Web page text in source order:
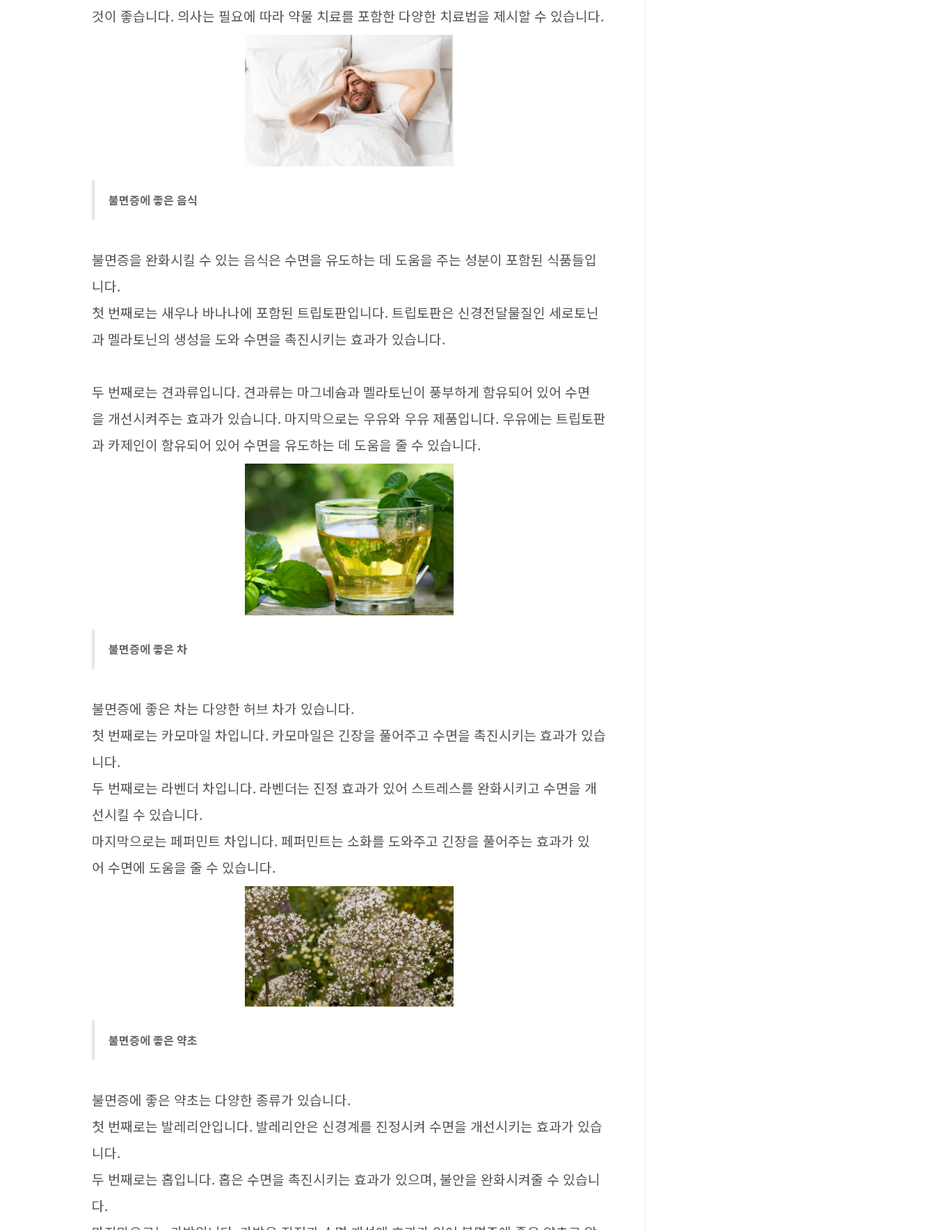
것이 좋습니다. 의사는 필요에 따라 약물 치료를 포함한 다양한 치료법을 제시할 수 있습니다.
불면증에 좋은 음식
불면증을 완화시킬 수 있는 음식은 수면을 유도하는 데 도움을 주는 성분이 포함된 식품들입
니다.
첫 번째로는 새우나 바나나에 포함된 트립토판입니다. 트립토판은 신경전달물질인 세로토닌
과 멜라토닌의 생성을 도와 수면을 촉진시키는 효과가 있습니다.
두 번째로는 견과류입니다. 견과류는 마그네슘과 멜라토닌이 풍부하게 함유되어 있어 수면
을 개선시켜주는 효과가 있습니다. 마지막으로는 우유와 우유 제품입니다. 우유에는 트립토판
과 카제인이 함유되어 있어 수면을 유도하는 데 도움을 줄 수 있습니다.
불면증에 좋은 차
불면증에 좋은 차는 다양한 허브 차가 있습니다.
첫 번째로는 카모마일 차입니다. 카모마일은 긴장을 풀어주고 수면을 촉진시키는 효과가 있습
니다.
두 번째로는 라벤더 차입니다. 라벤더는 진정 효과가 있어 스트레스를 완화시키고 수면을 개
선시킬 수 있습니다.
마지막으로는 페퍼민트 차입니다. 페퍼민트는 소화를 도와주고 긴장을 풀어주는 효과가 있
어 수면에 도움을 줄 수 있습니다.
불면증에 좋은 약초
불면증에 좋은 약초는 다양한 종류가 있습니다.
첫 번째로는 발레리안입니다. 발레리안은 신경계를 진정시켜 수면을 개선시키는 효과가 있습
니다.
두 번째로는 홉입니다. 홉은 수면을 촉진시키는 효과가 있으며, 불안을 완화시켜줄 수 있습니
다.